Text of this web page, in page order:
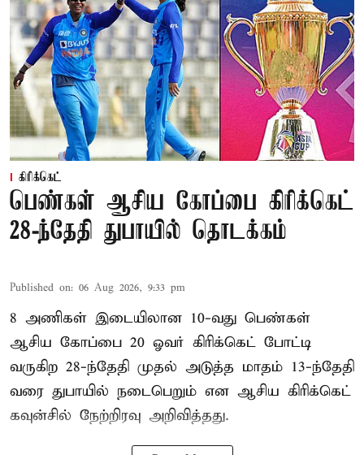
கிரிக்கெட்
பெண்கள் ஆசிய கோப்பை கிரிக்கெட்
28-ந்தேதி துபாயில் தொடக்கம்
Published on: 06 Aug 2026, 9:33 pm
8 அணிகள் இடையிலான 10-வது பெண்கள்
ஆசிய கோப்பை 20 ஓவர் கிரிக்கெட் போட்டி
வருகிற 28-ந்தேதி முதல் அடுத்த மாதம் 13-ந்தேதி
வரை துபாயில் நடைபெறும் என ஆசிய கிரிக்கெட்
கவுன்சில் நேற்றிரவு அறிவித்தது.